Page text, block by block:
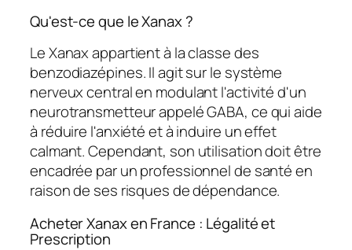
Qu'est-ce que le Xanax ?
Le Xanax appartient à la classe des
benzodiazépines. Il agit sur le système
nerveux central en modulant l'activité d'un
neurotransmetteur appelé GABA, ce qui aide
à réduire l'anxiété et à induire un effet
calmant. Cependant, son utilisation doit être
encadrée par un professionnel de santé en
raison de ses risques de dépendance.
Acheter Xanax en France : Légalité et
Prescription